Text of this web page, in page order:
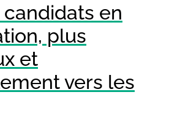
en
plus
et
vers les